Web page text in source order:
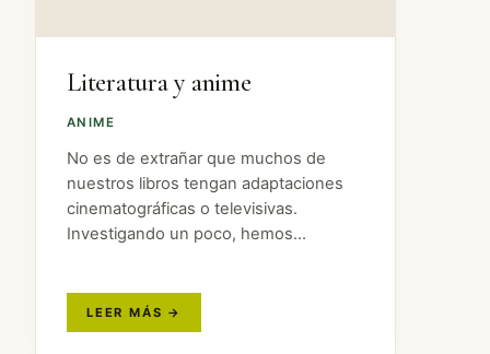
ANIME
Literatura y anime
No es de extrañar que muchos de
nuestros libros tengan adaptaciones
cinematográficas o televisivas.
Investigando un poco, hemos
extra que puede ser de vuestro
interés. ¿Preparados?